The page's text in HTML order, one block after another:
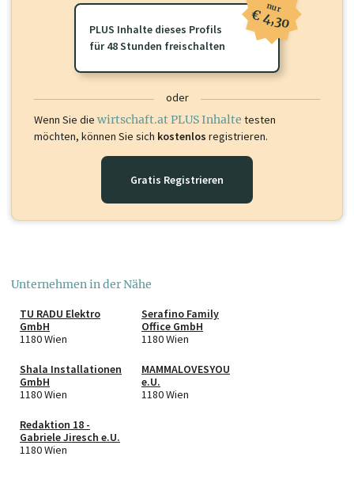
PLUS Inhalte dieses Profils
für 48 Stunden freischalten
nur
€ 4,30
oder
Wenn Sie die wirtschaft.at PLUS Inhalte testen
möchten, können Sie sich kostenlos registrieren.
Gratis Registrieren
Unternehmen in der Nähe
TU RADU Elektro
GmbH
1180 Wien
Serafino Family
Office GmbH
1180 Wien
Shala Installationen
GmbH
1180 Wien
MAMMALOVESYOU
e.U.
1180 Wien
Redaktion 18 -
Gabriele Jiresch e.U.
1180 Wien